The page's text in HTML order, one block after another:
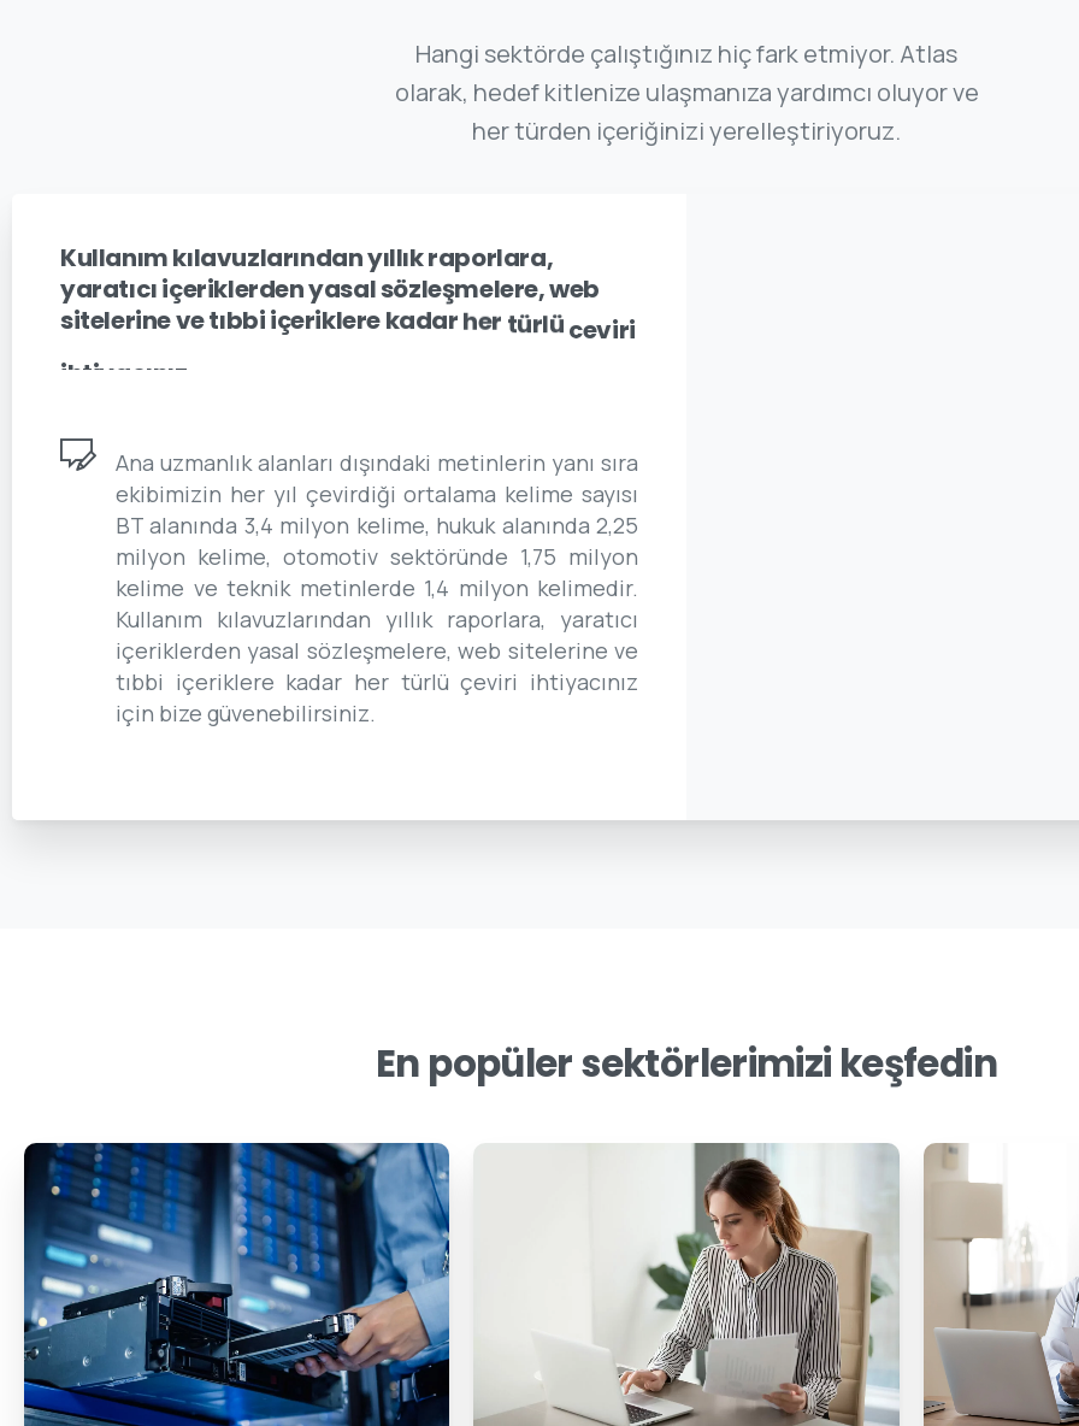
Hangi sektörde çalıştığınız hiç fark etmiyor. Atlas
olarak, hedef kitlenize ulaşmanıza yardımcı oluyor ve
her türden içeriğinizi yerelleştiriyoruz.
Kullanımkılavuzlarındanyıllıkraporlara,
yaratıcıiçeriklerdenyasalsözleşmelere,web
sitelerinevetıbbiiçeriklerekadarher türlüçeviri
Ana uzmanlık alanları dışındaki metinlerin yanı sıra
ekibimizin her yıl çevirdiği ortalama kelime sayısı
BT alanında 3,4 milyon kelime, hukuk alanında 2,25
milyon kelime, otomotiv sektöründe 1,75 milyon
kelime ve teknik metinlerde 1,4 milyon kelimedir.
Kullanım kılavuzlarından yıllık raporlara, yaratıcı
içeriklerden yasal sözleşmelere, web sitelerine ve
tıbbi içeriklere kadar her türlü çeviri ihtiyacınız
için bize güvenebilirsiniz.
En popülersektörlerimizi keşfedin